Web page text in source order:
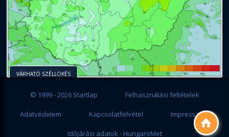

VÁRHATÓ SZÉLLÖKÉS
© 1999 - 2026 Startlap Felhasználási feltételek
Adatvédelem Kapcsolatfelvétel Impresszum
Időjárási adatok - HungaroMet